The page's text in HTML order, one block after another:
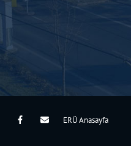
ERÜ Anasayfa